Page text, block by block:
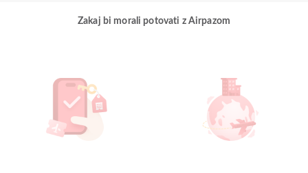
Zakaj bi morali potovati z Airpazom